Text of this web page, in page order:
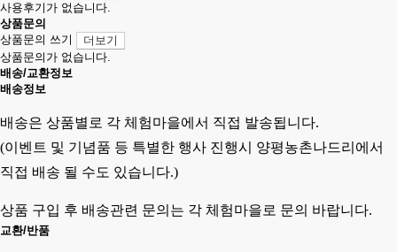
사용후기가 없습니다.
상품문의
상품문의 쓰기
더보기
상품문의가 없습니다.
배송/교환정보
배송정보
배송은 상품별로 각 체험마을에서 직접 발송됩니다.
(이벤트 및 기념품 등 특별한 행사 진행시 양평농촌나드리에서
직접 배송 될 수도 있습니다.)
상품 구입 후 배송관련 문의는 각 체험마을로 문의 바랍니다.
교환/반품